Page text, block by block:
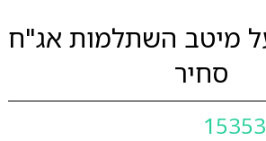
מיטב השתלמות אג"ח
סחיר
15353